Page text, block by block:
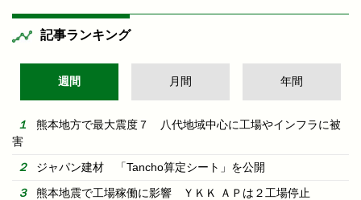
記事ランキング
週間 月間 年間
熊本地方で最大震度７ 八代地域中心に工場やインフラに被
害
ジャパン建材 「Tancho算定シート」を公開
熊本地震で工場稼働に影響 ＹＫＫ ＡＰは２工場停止